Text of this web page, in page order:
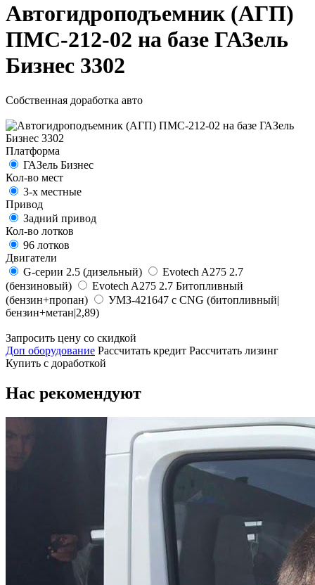
Автогидроподъемник (АГП)
ПМС-212-02 на базе ГАЗель
Бизнес 3302
Собственная доработка авто
Платформа
ГАЗель Бизнес
Кол-во мест
3-х местные
Привод
Задний привод
Кол-во лотков
96 лотков
Двигатели
G-серии 2.5 (дизельный)
Evotech A275 2.7
(бензиновый)
Evotech A275 2.7 Битопливный
(бензин+пропан)
УМЗ-421647 с CNG (битопливный|
бензин+метан|2,89)
Запросить цену со скидкой
Доп оборудование Рассчитать кредит Рассчитать лизинг
Купить с доработкой
Нас рекомендуют